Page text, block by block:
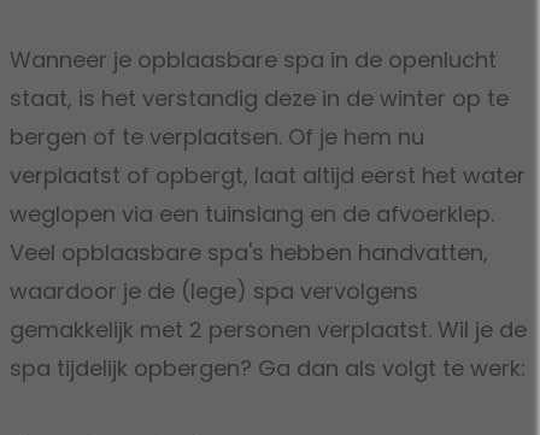
Wanneer je opblaasbare spa in de openlucht
staat, is het verstandig deze in de winter op te
bergen of te verplaatsen. Of je hem nu
verplaatst of opbergt, laat altijd eerst het water
weglopen via een tuinslang en de afvoerklep.
Veel opblaasbare spa's hebben handvatten,
waardoor je de (lege) spa vervolgens
gemakkelijk met 2 personen verplaatst. Wil je de
spa tijdelijk opbergen? Ga dan als volgt te werk: